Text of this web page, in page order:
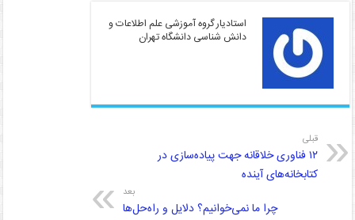
استادیار گروه آموزشی علم اطلاعات و
دانش شناسی دانشگاه تهران
قبلی
۱۲ فناوری خلاقانه جهت پیاده‌سازی در
کتابخانه‌های آینده
بعد
چرا ما نمی‌خوانیم؟ دلایل و راه‌حل‌ها